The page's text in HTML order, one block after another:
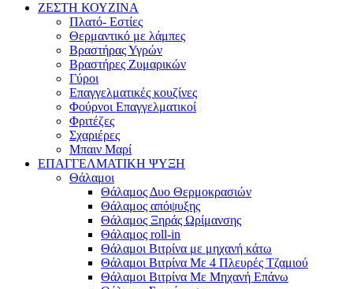
ΖΕΣΤΗ ΚΟΥΖΙΝΑ
Πλατό- Εστίες
Θερμαντικό με λάμπες
Βραστήρας Υγρών
Βραστήρες Ζυμαρικών
Γύροι
Επαγγελματικές κουζίνες
Φούρνοι Επαγγελματικοί
Φριτέζες
Σχαριέρες
Μπαιν Μαρί
ΕΠΑΓΓΕΛΜΑΤΙΚΗ ΨΥΞΗ
Θάλαμοι
Θάλαμος Δυο Θερμοκρασιών
Θάλαμος απόψυξης
Θάλαμος Ξηράς Ωρίμανσης
Θάλαμος roll-in
Θάλαμοι Βιτρίνα με μηχανή κάτω
Θάλαμοι Βιτρίνα Με 4 Πλευρές Τζαμιού
Θάλαμοι Βιτρίνα Με Μηχανή Επάνω